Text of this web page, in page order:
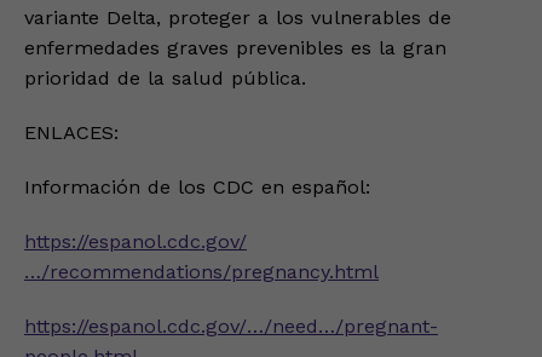
variante Delta, proteger a los vulnerables de
enfermedades graves prevenibles es la gran
prioridad de la salud pública.
ENLACES:
Información de los CDC en español:
https://espanol.cdc.gov/
…/recommendations/pregnancy.html
https://espanol.cdc.gov/…/need…/pregnant-